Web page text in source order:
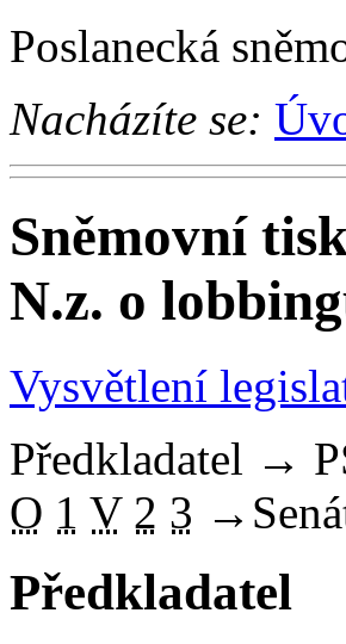
Poslanecká
Nacházíte se:
Sněmovní
N.z. o
Vysvětlení
Předkladatel →
O 1 V 2 3 →
Předkladatel